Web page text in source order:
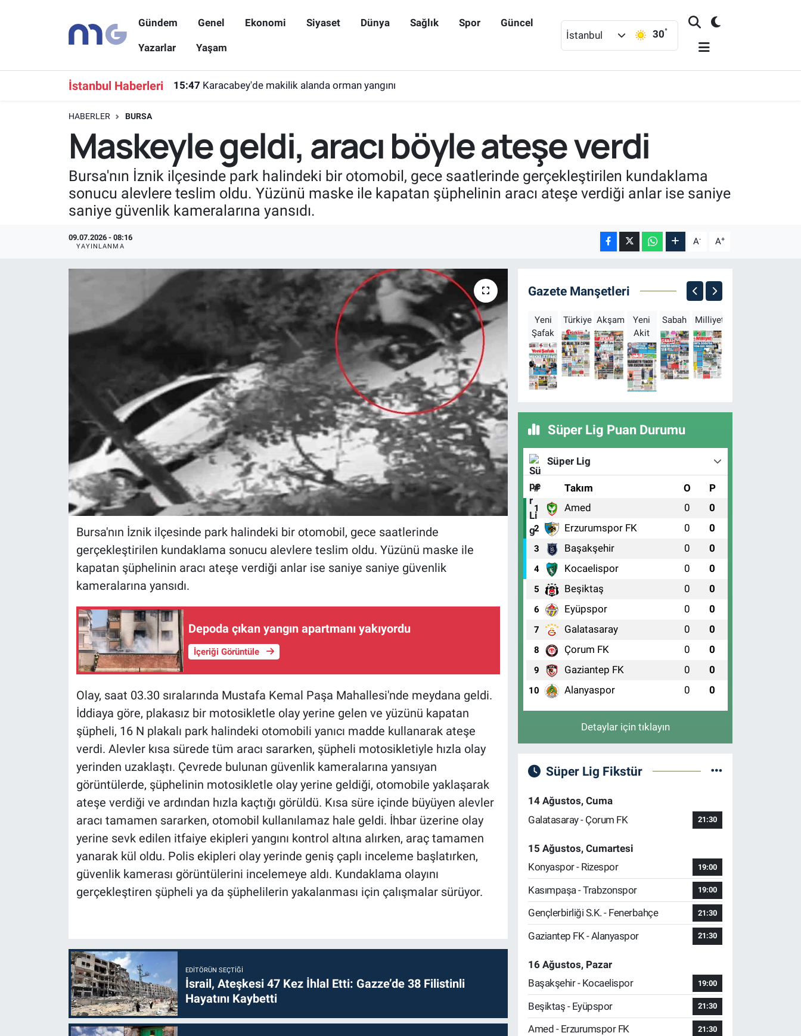
Gündem Genel Ekonomi Siyaset Dünya Sağlık Spor Güncel
Yazarlar Yaşam
İstanbul 30°
İstanbul Haberleri 15:47 Karacabey'de makilik alanda orman yangını
HABERLER BURSA
Maskeyle geldi, aracı böyle ateşe verdi
Bursa'nın İznik ilçesinde park halindeki bir otomobil, gece saatlerinde gerçekleştirilen kundaklama
sonucu alevlere teslim oldu. Yüzünü maske ile kapatan şüphelinin aracı ateşe verdiği anlar ise saniye
saniye güvenlik kameralarına yansıdı.
09.07.2026 - 08:16
YAYINLANMA A- A+
Bursa'nın İznik ilçesinde park halindeki bir otomobil, gece saatlerinde
gerçekleştirilen kundaklama sonucu alevlere teslim oldu. Yüzünü maske ile
kapatan şüphelinin aracı ateşe verdiği anlar ise saniye saniye güvenlik
kameralarına yansıdı.
Depoda çıkan yangın apartmanı yakıyordu
İçeriği Görüntüle
Olay, saat 03.30 sıralarında Mustafa Kemal Paşa Mahallesi'nde meydana geldi.
İddiaya göre, plakasız bir motosikletle olay yerine gelen ve yüzünü kapatan
şüpheli, 16 N plakalı park halindeki otomobili yanıcı madde kullanarak ateşe
verdi. Alevler kısa sürede tüm aracı sararken, şüpheli motosikletiyle hızla olay
yerinden uzaklaştı. Çevrede bulunan güvenlik kameralarına yansıyan
görüntülerde, şüphelinin motosikletle olay yerine geldiği, otomobile yaklaşarak
ateşe verdiği ve ardından hızla kaçtığı görüldü. Kısa süre içinde büyüyen alevler
aracı tamamen sararken, otomobil kullanılamaz hale geldi. İhbar üzerine olay
yerine sevk edilen itfaiye ekipleri yangını kontrol altına alırken, araç tamamen
yanarak kül oldu. Polis ekipleri olay yerinde geniş çaplı inceleme başlatırken,
güvenlik kamerası görüntülerini incelemeye aldı. Kundaklama olayını
gerçekleştiren şüpheli ya da şüphelilerin yakalanması için çalışmalar sürüyor.
EDITÖRÜN SEÇTIĞI
İsrail, Ateşkesi 47 Kez İhlal Etti: Gazze’de 38 Filistinli
Hayatını Kaybetti
Gazete Manşetleri
Yeni
Şafak
Türkiye Akşam
Yeni
Akit
Sabah Milliyet
Süper Lig Puan Durumu
Süper Lig
# Takım O P
1 Amed 0 0
2 Erzurumspor FK 0 0
3 Başakşehir 0 0
4 Kocaelispor 0 0
5 Beşiktaş 0 0
6 Eyüpspor 0 0
7 Galatasaray 0 0
8 Çorum FK 0 0
9 Gaziantep FK 0 0
10 Alanyaspor 0 0
Detaylar için tıklayın
Süper Lig Fikstür
14 Ağustos, Cuma
Galatasaray - Çorum FK
21:30
15 Ağustos, Cumartesi
Konyaspor - Rizespor
19:00
Kasımpaşa - Trabzonspor 19:00
Gençlerbirliği S.K. - Fenerbahçe 21:30
Gaziantep FK - Alanyaspor 21:30
16 Ağustos, Pazar
Başakşehir - Kocaelispor
19:00
Beşiktaş - Eyüpspor 21:30
Amed - Erzurumspor FK 21:30
Nöbetçi Eczaneler
Trafik Durumu
Süper Lig Puan Durumu ve Fikstür
Tüm Manşetler